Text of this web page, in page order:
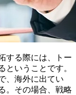
する際には、トー
ということです。
、海外に出てい
。その場合、戦略